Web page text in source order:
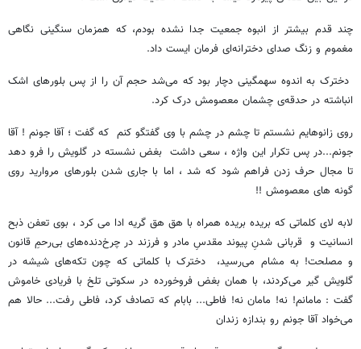
چند قدم بیشتر از انبوه جمعیت جدا نشده بودم، که همزمان سنگینی نگاهی
مغموم و زنگ صدای دخترانه‌ای فرمان ایست داد.
دخترک به اندوه سهمگینی دچار بود که می‌شد حجم آن را از پس بلورهای اشک
انباشته در حدقه‌ی چشمان معصومش درک کرد.
روی زانوهایم نشستم تا چشم در چشم با وی گفتگو کنم که گفت ؛ آقا جونم ! آقا
جونم...در پس تکرار این واژه ، سعی داشت بغض نشسته در گلویش را فرو دهد
تا مجال حرف زدن فراهم شود که شد ، اما با جاری شدن بلورهای مروارید روی
گونه های معصومش !!
لابه لای کلماتی که بریده بریده همراه با هق هق گریه ادا می کرد ، بوی تعفن ذبح
انسانیت و قربانی شدنِ پیوند مقدسِ مادر و فرزند در چرخ‌دنده‌های بی‌رحمِ قانون
و مصلحت! به مشام می‌رسید، دخترک با کلماتی که چون تکه‌های شیشه در
گلویش گیر می‌کردند، با همان بغض فروخورده در سکوتی تلخ با فریادی خاموش
گفت : مامانم! نه! مامان نه! فاطی... بابام که تصادف کرد، فاطی رفت... حالا هم
می‌خواد آقا جونم رو بندازه زندان